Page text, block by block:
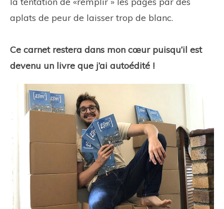
aplats de peur de laisser trop de blanc.
Ce carnet restera dans mon cœur puisqu’il est
devenu un livre que j’ai autoédité !